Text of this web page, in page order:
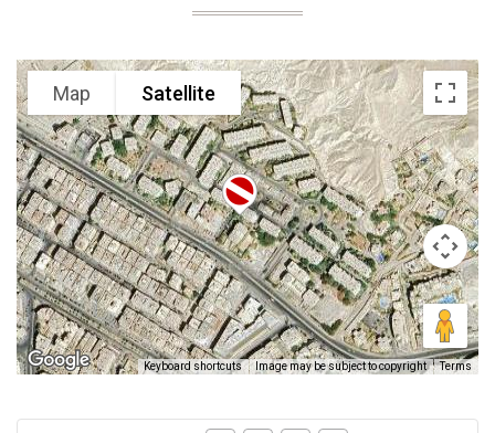
Map Satellite
Keyboard shortcuts Image may be subject to copyright Terms